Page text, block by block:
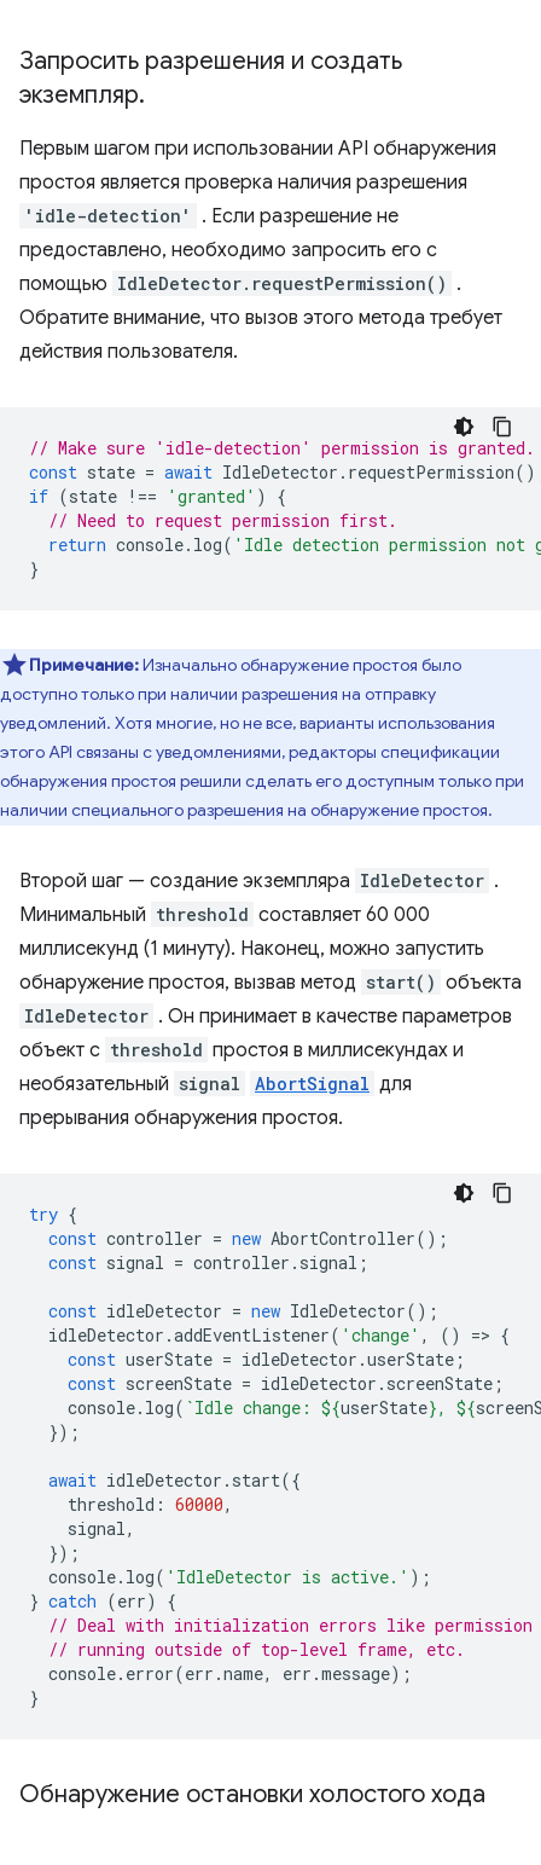
Запросить разрешения и создать
экземпляр.
Первым шагом при использовании API обнаружения
простоя является проверка наличия разрешения
'idle-detection'
. Если разрешение не
предоставлено, необходимо запросить его с
помощью IdleDetector.requestPermission() .
Обратите внимание, что вызов этого метода требует
действия пользователя.
// Make sure 'idle-detection' permission is granted.
const state = await IdleDetector . requestPermission
if (state !== 'granted' )
{
// Need to request permission first.
return console. log( 'Idle detection permission not
}
Примечание:Изначально обнаружение простоя было
доступно только при наличии разрешения на отправку
уведомлений. Хотя многие, но не все, варианты использования
этого API связаны с уведомлениями, редакторы спецификации
обнаружения простоя решили сделать его доступным только при
наличии специального разрешения на обнаружение простоя.
Второй шаг — создание экземпляра IdleDetector .
Минимальный threshold составляет 60 000
миллисекунд (1 минуту). Наконец, можно запустить
обнаружение простоя, вызвав метод start() объекта
IdleDetector . Он принимает в качестве параметров
объект с threshold простоя в миллисекундах и
необязательный signal AbortSignal для
прерывания обнаружения простоя.
try {
const controller = new AbortController();
const signal = controller . signal ;
const idleDetector = new IdleDetector();
idleDetector .addEventListener( 'change' , () => {
const userState = idleDetector .userState ;
const screenState = idleDetector . screenState ;
console. log( `Idle change: ${userState}, ${
});
await idleDetector . start({
threshold : 60000,
signal,
});
console. log( 'IdleDetector is active.' );
} catch (err)
{
// Deal with initialization errors like permission
// running outside of top-level frame, etc.
console. error(err .name, err .message);
}
Обнаружение остановки холостого хода